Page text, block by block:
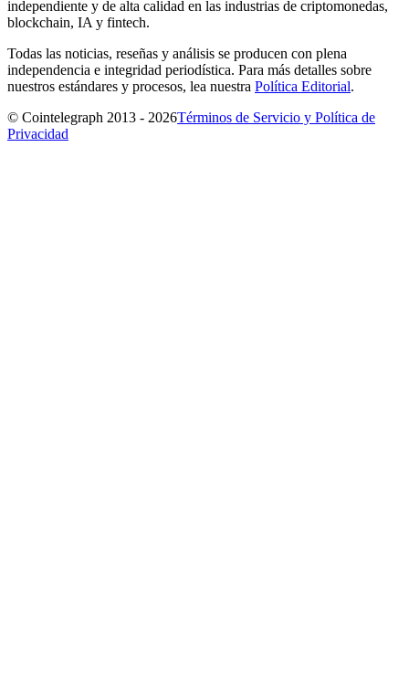
independiente y de alta calidad en las industrias de criptomonedas,
blockchain, IA y fintech.
Todas las noticias, reseñas y análisis se producen con plena
independencia e integridad periodística. Para más detalles sobre
nuestros estándares y procesos, lea nuestra Política Editorial.
© Cointelegraph 2013 - 2026Términos de Servicio y Política de
Privacidad